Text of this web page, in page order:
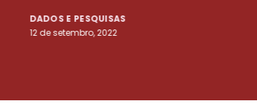
DADOS E PESQUISAS
12 de setembro, 2022